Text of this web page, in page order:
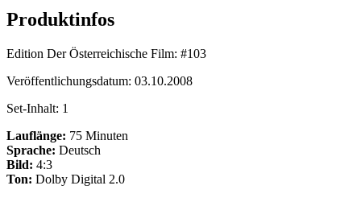
Produktinfos
Edition Der Österreichische Film: #103
Veröffentlichungsdatum: 03.10.2008
Set-Inhalt: 1
Lauflänge: 75 Minuten
Sprache: Deutsch
Bild: 4:3
Ton: Dolby Digital 2.0